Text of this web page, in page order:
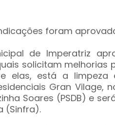
foram
de Imperatriz
solicitam
elas, está a
Gran Vilage,
Soares (PSDB) e
(Sinfra).